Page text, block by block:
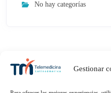
Gestionar
No hay categorías